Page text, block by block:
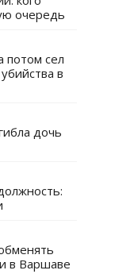
очередь
потом сел
в
дочь
в Варшаве